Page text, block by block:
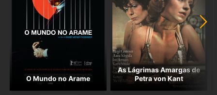
O Mundo no Arame
As Lágrimas Amargas de
Petra von Kant